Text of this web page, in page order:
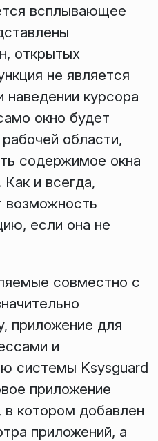
всплывающее
открытых
не является
наведении курсора
окно будет
области,
содержимое окна
и всегда,
возможность
если она не
совместно с
приложение для
и
системы Ksysguard
приложение
в котором добавлен
приложений, а